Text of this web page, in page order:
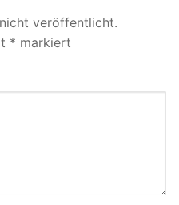
veröffentlicht.
* markiert